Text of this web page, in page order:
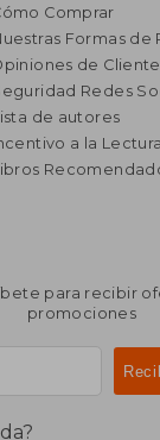
Comprar
Formas de
de
Redes
de autores
a la Lectura
para recibir
promociones